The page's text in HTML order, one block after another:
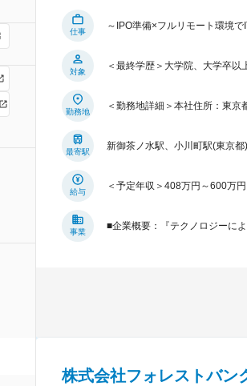
仕事
～IPO準備×フルリモート環境
対象
＜最終学歴＞大学院、大学卒以
勤務地
＜勤務地詳細＞本社住所：東京
最寄駅
新御茶ノ水駅、小川町駅(東京都
給与
＜予定年収＞408万円～600万
事業
■企業概要：『テクノロジーに
株式会社フォレストバン